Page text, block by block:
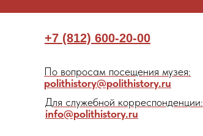
+7 (812) 600-20-00
По вопросам посещения музея:
polithistory@polithistory.ru
Для служебной корреспонденции:
info@polithistory.ru